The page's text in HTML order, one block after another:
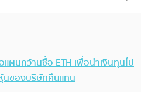
แผนกว้านซื้อ ETH เพื่อนำเงินทุนไป
นของบริษัทคืนแทน